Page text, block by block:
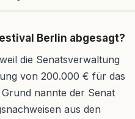
Berlin abgesagt?
die Senatsverwaltung
von 200.000 € für das
nannte der Senat
aus den